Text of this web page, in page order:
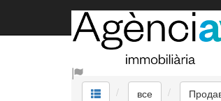
Продавать
все